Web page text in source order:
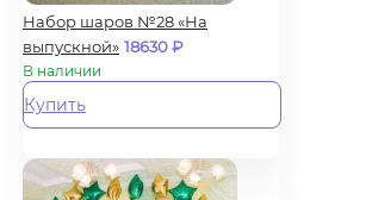
Набор шаров №28 «На
выпускной» 18630₽
В наличии
Купить